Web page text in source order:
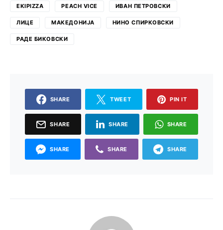
EKIPIZZA PEACH VICE ИВАН ПЕТРОВСКИ
ЛИЦЕ МАКЕДОНИЈА НИНО СПИРКОВСКИ
РАДЕ БИКОВСКИ
SHARE TWEET PIN IT
SHARE SHARE SHARE
SHARE SHARE SHARE